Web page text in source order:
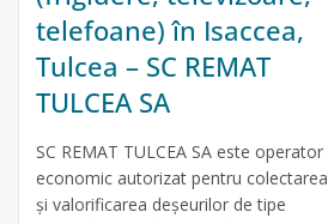
telefoane) în Isaccea,
Tulcea – SC REMAT
TULCEA SA
SC REMAT TULCEA SA este operator
economic autorizat pentru colectarea
și valorificarea deșeurilor de tipe